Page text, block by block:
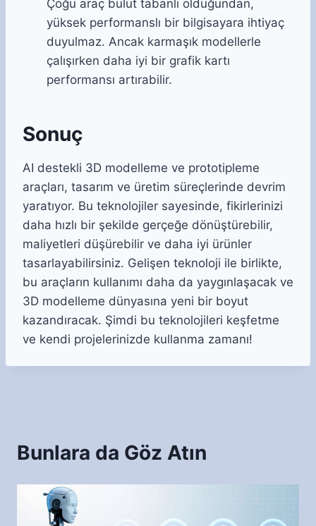
Çoğu araç bulut tabanlı olduğundan,
yüksek performanslı bir bilgisayara ihtiyaç
duyulmaz. Ancak karmaşık modellerle
çalışırken daha iyi bir grafik kartı
performansı artırabilir.
Sonuç
AI destekli 3D modelleme ve prototipleme
araçları, tasarım ve üretim süreçlerinde devrim
yaratıyor. Bu teknolojiler sayesinde, fikirlerinizi
daha hızlı bir şekilde gerçeğe dönüştürebilir,
maliyetleri düşürebilir ve daha iyi ürünler
tasarlayabilirsiniz. Gelişen teknoloji ile birlikte,
bu araçların kullanımı daha da yaygınlaşacak ve
3D modelleme dünyasına yeni bir boyut
kazandıracak. Şimdi bu teknolojileri keşfetme
ve kendi projelerinizde kullanma zamanı!
Bunlara da Göz Atın